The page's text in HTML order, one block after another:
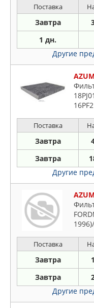
Поставка
Завтра
1 дн.
Другие
Поставка
Завтра
Завтра
Другие
Поставка
Завтра
Завтра
Другие